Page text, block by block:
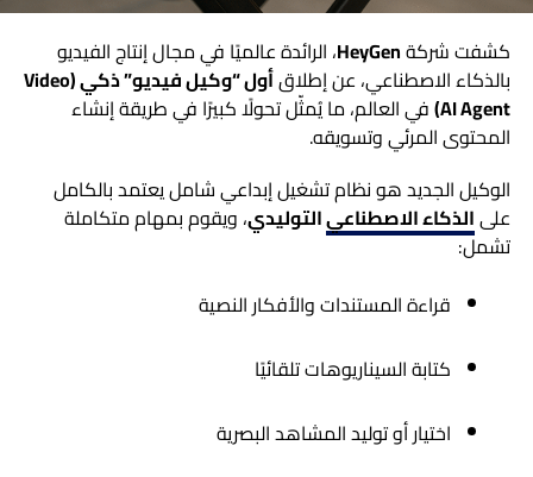
كشفت شركةHeyGen، الرائدة عالميًا في مجال إنتاج الفيديو
بالذكاء الاصطناعي، عن إطلاق
أول “وكيل فيديو” ذكي (Video
AI Agent)في العالم، ما يُمثّل تحولًا كبيرًا في طريقة إنشاء
المحتوى المرئي وتسويقه.
الوكيل الجديد هو نظام تشغيل إبداعي شامل يعتمد بالكامل
علىالذكاء الاصطناعيالتوليدي، ويقوم بمهام متكاملة
تشمل:
قراءة المستندات والأفكار النصية
كتابة السيناريوهات تلقائيًا
اختيار أو توليد المشاهد البصرية